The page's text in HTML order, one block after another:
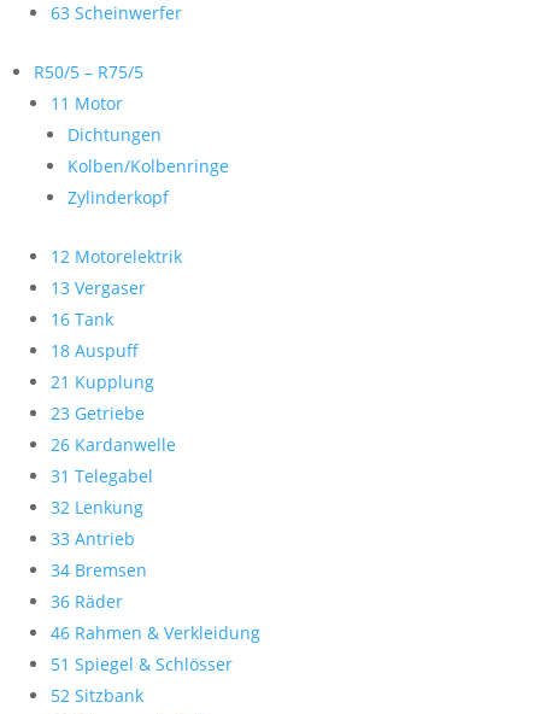
63 Scheinwerfer
R50/5 – R75/5
11 Motor
Dichtungen
Kolben/Kolbenringe
Zylinderkopf
12 Motorelektrik
13 Vergaser
16 Tank
18 Auspuff
21 Kupplung
23 Getriebe
26 Kardanwelle
31 Telegabel
32 Lenkung
33 Antrieb
34 Bremsen
36 Räder
46 Rahmen & Verkleidung
51 Spiegel & Schlösser
52 Sitzbank